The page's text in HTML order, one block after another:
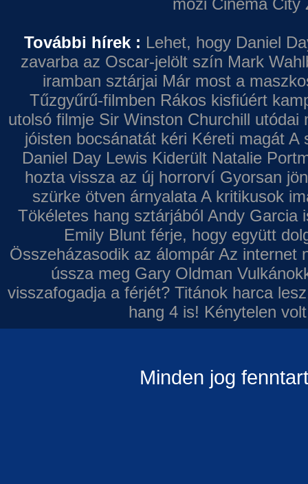
mozi Cinema City
További hírek : Lehet, hogy Daniel
zavarba az Oscar-jelölt szín Mark
iramban sztárjai Már most a
Tűzgyűrű-filmben Rákos kisfiúért
utolsó filmje Sir Winston Churchill utódai
jóisten bocsánatát kéri Kéreti magát A
Daniel Day Lewis Kiderült Natalie
hozta vissza az új horrorví Gyorsan
szürke ötven árnyalata A kritikusok
Tökéletes hang sztárjából Andy Garcia
Emily Blunt férje, hogy együtt
Összeházasodik az álompár Az internet
ússza meg Gary Oldman
visszafogadja a férjét? Titánok harca
hang 4 is! Kénytelen
Minden jog